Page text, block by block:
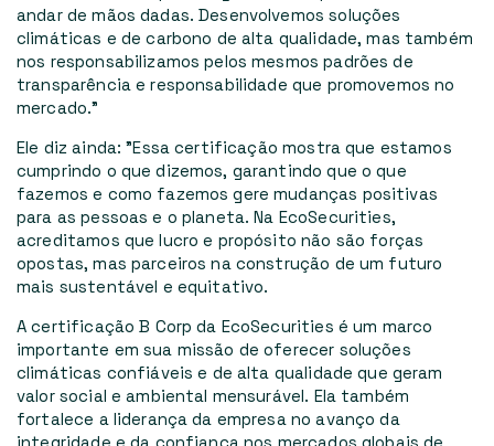
andar de mãos dadas. Desenvolvemos soluções
climáticas e de carbono de alta qualidade, mas também
nos responsabilizamos pelos mesmos padrões de
transparência e responsabilidade que promovemos no
mercado."
Ele diz ainda: "Essa certificação mostra que estamos
cumprindo o que dizemos, garantindo que o que
fazemos e como fazemos gere mudanças positivas
para as pessoas e o planeta. Na EcoSecurities,
acreditamos que lucro e propósito não são forças
opostas, mas parceiros na construção de um futuro
mais sustentável e equitativo.
A certificação B Corp da EcoSecurities é um marco
importante em sua missão de oferecer soluções
climáticas confiáveis e de alta qualidade que geram
valor social e ambiental mensurável. Ela também
fortalece a liderança da empresa no avanço da